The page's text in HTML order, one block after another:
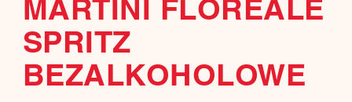
MARTINI FLOREALE
SPRITZ
BEZALKOHOLOWE